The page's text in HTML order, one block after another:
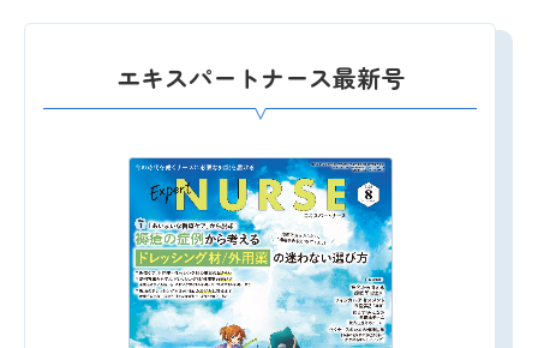
エキスパートナース最新号